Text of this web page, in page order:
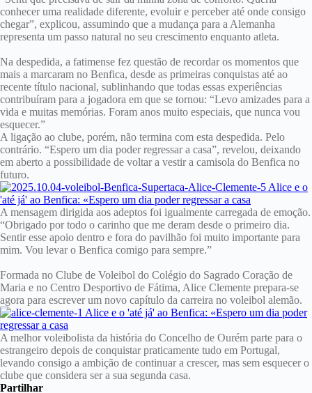
conhecer uma realidade diferente, evoluir e perceber até onde consigo
chegar”, explicou, assumindo que a mudança para a Alemanha
representa um passo natural no seu crescimento enquanto atleta.
Na despedida, a fatimense fez questão de recordar os momentos que
mais a marcaram no Benfica, desde as primeiras conquistas até ao
recente título nacional, sublinhando que todas essas experiências
contribuíram para a jogadora em que se tornou: “Levo amizades para a
vida e muitas memórias. Foram anos muito especiais, que nunca vou
esquecer.”
A ligação ao clube, porém, não termina com esta despedida. Pelo
contrário. “Espero um dia poder regressar a casa”, revelou, deixando
em aberto a possibilidade de voltar a vestir a camisola do Benfica no
futuro.
A mensagem dirigida aos adeptos foi igualmente carregada de emoção.
“Obrigado por todo o carinho que me deram desde o primeiro dia.
Sentir esse apoio dentro e fora do pavilhão foi muito importante para
mim. Vou levar o Benfica comigo para sempre.”
Formada no Clube de Voleibol do Colégio do Sagrado Coração de
Maria e no Centro Desportivo de Fátima, Alice Clemente prepara-se
agora para escrever um novo capítulo da carreira no voleibol alemão.
A melhor voleibolista da história do Concelho de Ourém parte para o
estrangeiro depois de conquistar praticamente tudo em Portugal,
levando consigo a ambição de continuar a crescer, mas sem esquecer o
clube que considera ser a sua segunda casa.
Partilhar